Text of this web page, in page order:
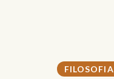
FILOSOFIA